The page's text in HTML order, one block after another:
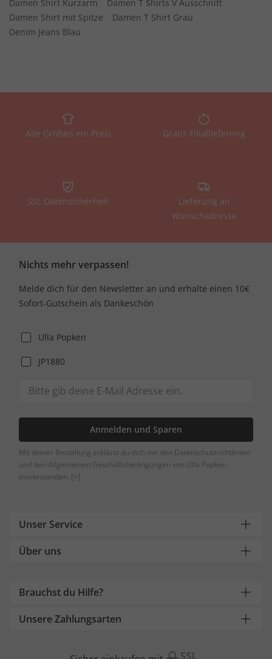
Damen Shirt Kurzarm
Damen T Shirts V Ausschnitt
Damen Shirt mit Spitze
Damen T Shirt Grau
Denim Jeans Blau
Alle Größen ein Preis Gratis Filiallieferung
SSL Datensicherheit
Lieferung an
Wunschadresse
Nichts mehr verpassen!
Melde dich für den Newsletter an und erhalte einen 10€
Sofort-Gutschein als Dankeschön
Ulla Popken
JP1880
Anmelden und Sparen
Mit deiner Bestellung erklärst du dich mit den Datenschutzrichtlinien
und den Allgemeinen Geschäftsbedingungen von Ulla Popken
einverstanden. [+]
Unser Service
Über uns
Brauchst du Hilfe?
Unsere Zahlungsarten